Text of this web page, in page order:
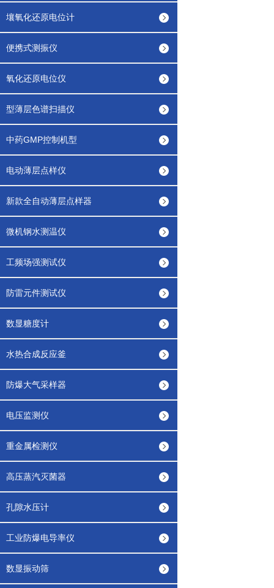
壤氧化还原电位计
便携式测振仪
氧化还原电位仪
型薄层色谱扫描仪
中药GMP控制机型
电动薄层点样仪
新款全自动薄层点样器
微机钢水测温仪
工频场强测试仪
防雷元件测试仪
数显糖度计
水热合成反应釜
防爆大气采样器
电压监测仪
重金属检测仪
高压蒸汽灭菌器
孔隙水压计
工业防爆电导率仪
数显振动筛